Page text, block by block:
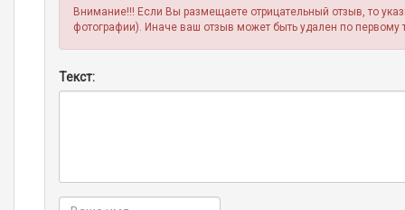
Внимание!!! Если Вы размещаете отрицательный отзыв, то
фотографии). Иначе ваш отзыв может быть удален по первому
Текст: